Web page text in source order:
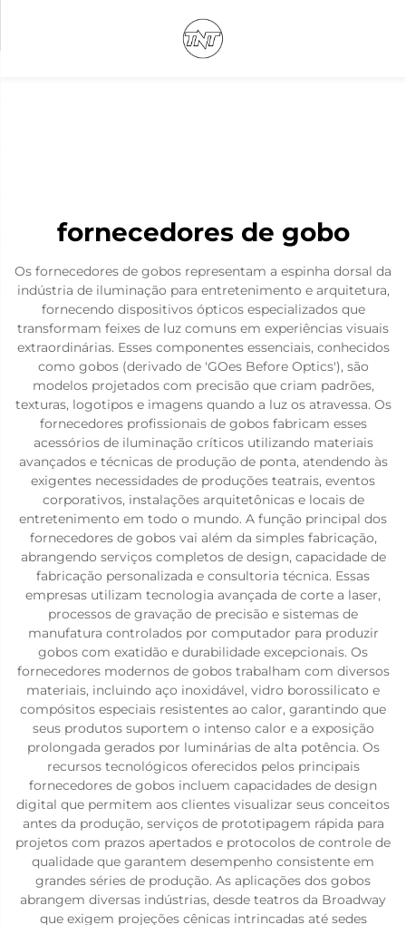
fornecedores de gobo
Os fornecedores de gobos representam a espinha dorsal da
indústria de iluminação para entretenimento e arquitetura,
fornecendo dispositivos ópticos especializados que
transformam feixes de luz comuns em experiências visuais
extraordinárias. Esses componentes essenciais, conhecidos
como gobos (derivado de 'GOes Before Optics'), são
modelos projetados com precisão que criam padrões,
texturas, logotipos e imagens quando a luz os atravessa. Os
fornecedores profissionais de gobos fabricam esses
acessórios de iluminação críticos utilizando materiais
avançados e técnicas de produção de ponta, atendendo às
exigentes necessidades de produções teatrais, eventos
corporativos, instalações arquitetônicas e locais de
entretenimento em todo o mundo. A função principal dos
fornecedores de gobos vai além da simples fabricação,
abrangendo serviços completos de design, capacidade de
fabricação personalizada e consultoria técnica. Essas
empresas utilizam tecnologia avançada de corte a laser,
processos de gravação de precisão e sistemas de
manufatura controlados por computador para produzir
gobos com exatidão e durabilidade excepcionais. Os
fornecedores modernos de gobos trabalham com diversos
materiais, incluindo aço inoxidável, vidro borossilicato e
compósitos especiais resistentes ao calor, garantindo que
seus produtos suportem o intenso calor e a exposição
prolongada gerados por luminárias de alta potência. Os
recursos tecnológicos oferecidos pelos principais
fornecedores de gobos incluem capacidades de design
digital que permitem aos clientes visualizar seus conceitos
antes da produção, serviços de prototipagem rápida para
projetos com prazos apertados e protocolos de controle de
qualidade que garantem desempenho consistente em
grandes séries de produção. As aplicações dos gobos
abrangem diversas indústrias, desde teatros da Broadway
que exigem projeções cênicas intrincadas até sedes